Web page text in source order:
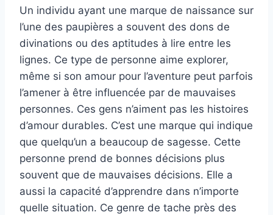
Un individu ayant une marque de naissance sur
l’une des paupières a souvent des dons de
divinations ou des aptitudes à lire entre les
lignes. Ce type de personne aime explorer,
même si son amour pour l’aventure peut parfois
l’amener à être influencée par de mauvaises
personnes. Ces gens n’aiment pas les histoires
d’amour durables. C’est une marque qui indique
que quelqu’un a beaucoup de sagesse. Cette
personne prend de bonnes décisions plus
souvent que de mauvaises décisions. Elle a
aussi la capacité d’apprendre dans n’importe
quelle situation. Ce genre de tache près des